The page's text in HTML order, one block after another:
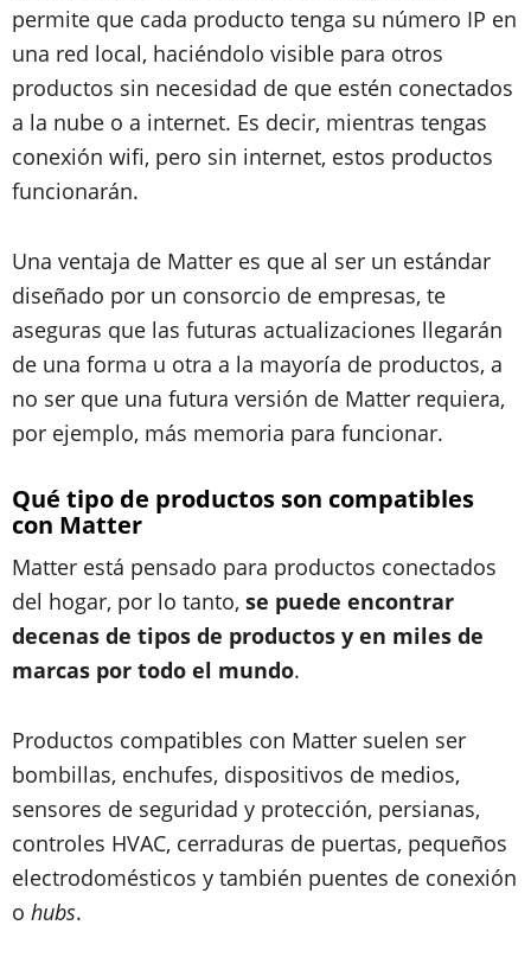
permite que cada producto tenga su número IP en
una red local, haciéndolo visible para otros
productos sin necesidad de que estén conectados
a la nube o a internet. Es decir, mientras tengas
conexión wifi, pero sin internet, estos productos
funcionarán.
Una ventaja de Matter es que al ser un estándar
diseñado por un consorcio de empresas, te
aseguras que las futuras actualizaciones llegarán
de una forma u otra a la mayoría de productos, a
no ser que una futura versión de Matter requiera,
por ejemplo, más memoria para funcionar.
Qué tipo de productos son compatibles
con Matter
Matter está pensado para productos conectados
del hogar, por lo tanto, se puede encontrar
decenas de tipos de productos y en miles de
marcas por todo el mundo.
Productos compatibles con Matter suelen ser
bombillas, enchufes, dispositivos de medios,
sensores de seguridad y protección, persianas,
controles HVAC, cerraduras de puertas, pequeños
electrodomésticos y también puentes de conexión
o hubs.